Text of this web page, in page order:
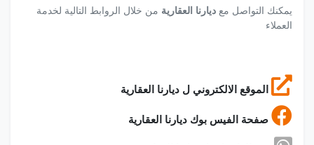
يمكنك التواصل مع ديارنا العقارية من خلال الروابط التالية لخدمة
العملاء